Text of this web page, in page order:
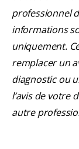
professionnel
informations
uniquement.
remplacer un
diagnostic ou
l’avis de votre
autre